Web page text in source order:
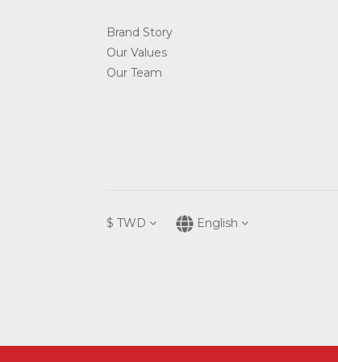
Brand Story
Our Values
Our Team
$ TWD English